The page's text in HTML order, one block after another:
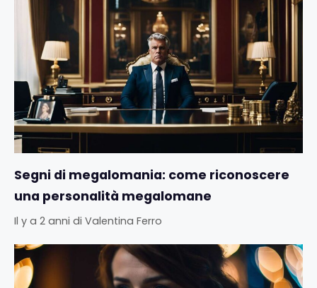
Segni di megalomania: come riconoscere
una personalità megalomane
Il y a 2 anni di Valentina Ferro